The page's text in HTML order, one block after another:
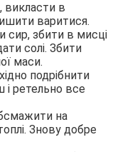
викласти в
варитися.
сир, збити в мисці
солі. Збити
маси.
подрібнити
і ретельно все
на
Знову добре